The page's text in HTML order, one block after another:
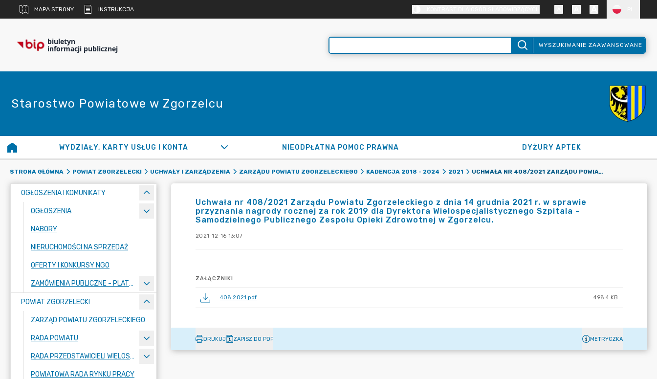
MAPA STRONY INSTRUKCJA
biuletyn
informacji publicznej WYSZUKIWANIE ZAAWANSOWANE
Starostwo Powiatowe w Zgorzelcu
WYDZIAŁY, KARTY USŁUG I KONTA NIEODPŁATNA POMOC PRAWNA DYŻURY APTEK
STRONA GŁÓWNA POWIAT ZGORZELECKI UCHWAŁY I ZARZĄDZENIA ZARZĄDU POWIATU ZGORZELECKIEGO KADENCJA 2018 - 2024 2021 UCHWAŁA NR 408/2021 ZARZĄDU POWIATU ZGORZELECKIEGO Z DNIA 14 GRUDNIA 2021 R. W SPRAWIE PRZYZNANIA NAGRODY ROCZNEJ ZA ROK 2019 DLA DYREKTORA WIELOSPECJALISTYCZNEGO SZPITALA – SAMODZIELNEGO PUBLICZNEGO ZESPOŁU OPIEKI ZDROWOTNEJ W ZGORZELCU.
OGŁOSZENIA I KOMUNIKATY
OGŁOSZENIA
NABORY
NIERUCHOMOŚCI NA SPRZEDAŻ
OFERTY I KONKURSY NGO
ZAMÓWIENIA PUBLICZNE - PLATFORMA ZAKUPOWA
POWIAT ZGORZELECKI
ZARZĄD POWIATU ZGORZELECKIEGO
RADA POWIATU
RADA PRZEDSTAWICIELI WIELOSPECJALISTYCZNEGO ZESPOŁU OPIEKI ZDROWOTNEJ "BOLESŁAWIEC-ZGORZELEC" SAMODZIELNEGO PUBLICZNEGO ZAKŁADU OPIEKI ZDROWOTNEJ
POWIATOWA RADA RYNKU PRACY
Uchwała nr 408/2021 Zarządu Powiatu Zgorzeleckiego z dnia 14 grudnia 2021 r. w sprawie
przyznania nagrody rocznej za rok 2019 dla Dyrektora Wielospecjalistycznego Szpitala –
Samodzielnego Publicznego Zespołu Opieki Zdrowotnej w Zgorzelcu.
2021-12-16 13:07
ZAŁĄCZNIKI
408.2021.pdf 498.4 KB
DRUKUJ ZAPISZ DO PDF METRYCZKA